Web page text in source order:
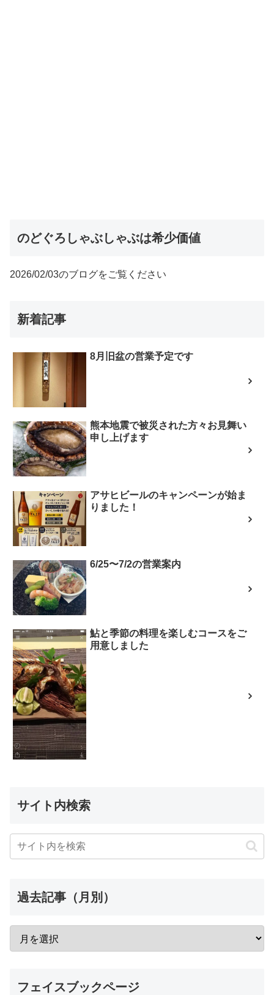
のどぐろしゃぶしゃぶは希少価値
2026/02/03のブログをご覧ください
新着記事
8月旧盆の営業予定です
熊本地震で被災された方々お見舞い
申し上げます
アサヒビールのキャンペーンが始ま
りました！
6/25〜7/2の営業案内
鮎と季節の料理を楽しむコースをご
用意しました
サイト内検索
過去記事（月別）
フェイスブックページ